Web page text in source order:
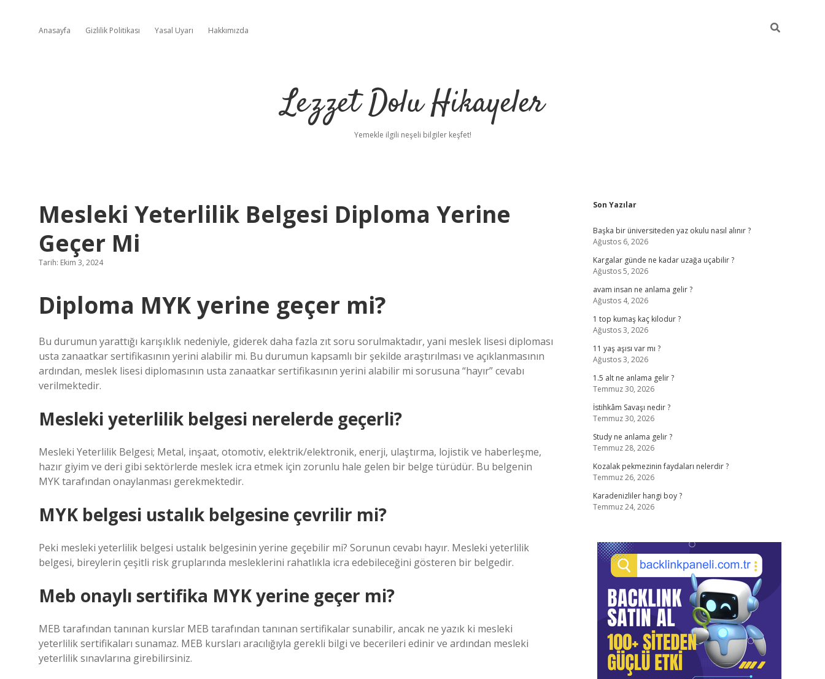
Anasayfa Gizlilik Politikası Yasal Uyarı Hakkımızda
Lezzet Dolu Hikayeler
Yemekle ilgili neşeli bilgiler keşfet!
Mesleki Yeterlilik Belgesi Diploma Yerine
Geçer Mi
Tarih: Ekim 3, 2024
Diploma MYK yerine geçer mi?
Bu durumun yarattığı karışıklık nedeniyle, giderek daha fazla zıt soru sorulmaktadır, yani meslek lisesi diploması
usta zanaatkar sertifikasının yerini alabilir mi. Bu durumun kapsamlı bir şekilde araştırılması ve açıklanmasının
ardından, meslek lisesi diplomasının usta zanaatkar sertifikasının yerini alabilir mi sorusuna “hayır” cevabı
verilmektedir.
Mesleki yeterlilik belgesi nerelerde geçerli?
Mesleki Yeterlilik Belgesi; Metal, inşaat, otomotiv, elektrik/elektronik, enerji, ulaştırma, lojistik ve haberleşme,
hazır giyim ve deri gibi sektörlerde meslek icra etmek için zorunlu hale gelen bir belge türüdür. Bu belgenin
MYK tarafından onaylanması gerekmektedir.
MYK belgesi ustalık belgesine çevrilir mi?
Peki mesleki yeterlilik belgesi ustalık belgesinin yerine geçebilir mi? Sorunun cevabı hayır. Mesleki yeterlilik
belgesi, bireylerin çeşitli risk gruplarında mesleklerini rahatlıkla icra edebileceğini gösteren bir belgedir.
Meb onaylı sertifika MYK yerine geçer mi?
MEB tarafından tanınan kurslar MEB tarafından tanınan sertifikalar sunabilir, ancak ne yazık ki mesleki
yeterlilik sertifikaları sunamaz. MEB kursları aracılığıyla gerekli bilgi ve becerileri edinir ve ardından mesleki
yeterlilik sınavlarına girebilirsiniz.
Sidebar
Son Yazılar
Başka bir üniversiteden yaz okulu nasıl alınır ?
Ağustos 6, 2026
Kargalar günde ne kadar uzağa uçabilir ?
Ağustos 5, 2026
avam insan ne anlama gelir ?
Ağustos 4, 2026
1 top kumaş kaç kilodur ?
Ağustos 3, 2026
11 yaş aşısı var mı ?
Ağustos 3, 2026
1.5 alt ne anlama gelir ?
Temmuz 30, 2026
İstihkâm Savaşı nedir ?
Temmuz 30, 2026
Study ne anlama gelir ?
Temmuz 28, 2026
Kozalak pekmezinin faydaları nelerdir ?
Temmuz 26, 2026
Karadenizliler hangi boy ?
Temmuz 24, 2026